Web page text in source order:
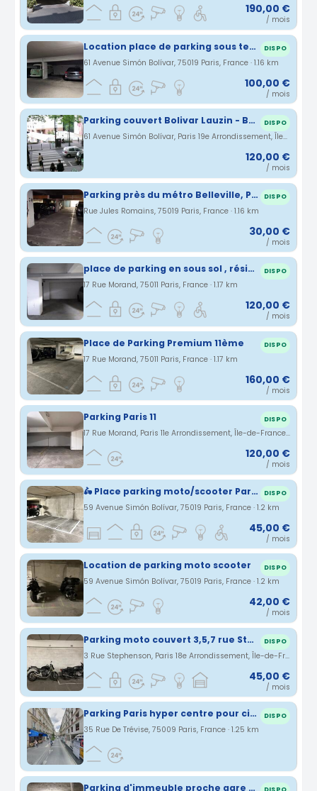
190,00 €
/ mois
Location place de parking sous terrain (buttes chaumont) DISPO
61 Avenue Simón Bolívar, 75019 Paris, France · 1.16 km
100,00 €
/ mois
Parking couvert Bolivar Lauzin - Belleville Buttes Chaumont DISPO
61 Avenue Simón Bolívar, Paris 19e Arrondissement, Île-de-France, France · 1.16 km
120,00 €
/ mois
Parking près du métro Belleville, PARIS DISPO
Rue Jules Romains, 75019 Paris, France · 1.16 km
30,00 €
/ mois
place de parking en sous sol , résidence survéillée Paris 11 DISPO
17 Rue Morand, 75011 Paris, France · 1.17 km
120,00 €
/ mois
Place de Parking Premium 11ème DISPO
17 Rue Morand, 75011 Paris, France · 1.17 km
160,00 €
/ mois
Parking Paris 11 DISPO
17 Rue Morand, Paris 11e Arrondissement, Île-de-France, France · 1.19 km
120,00 €
/ mois
🛵 Place parking moto/scooter Paris 19e 🛵 DISPO
59 Avenue Simón Bolívar, 75019 Paris, France · 1.2 km
45,00 €
/ mois
Location de parking moto scooter DISPO
59 Avenue Simón Bolívar, 75019 Paris, France · 1.2 km
42,00 €
/ mois
Parking moto couvert 3,5,7 rue Stephenson 75018 Paris DISPO
3 Rue Stephenson, Paris 18e Arrondissement, Île-de-France, France · 1.25 km
45,00 €
/ mois
Parking Paris hyper centre pour citadine uniquement DISPO
35 Rue De Trévise, 75009 Paris, France · 1.25 km
Parking d'immeuble proche gare du Nord